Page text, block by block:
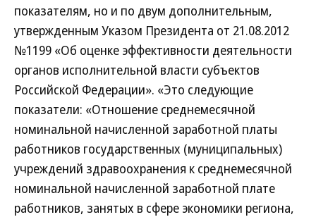
показателям, но и по двум дополнительным,
утвержденным Указом Президента от 21.08.2012
№1199 «Об оценке эффективности деятельности
органов исполнительной власти субъектов
Российской Федерации». «Это следующие
показатели: «Отношение среднемесячной
номинальной начисленной заработной платы
работников государственных (муниципальных)
учреждений здравоохранения к среднемесячной
номинальной начисленной заработной плате
работников, занятых в сфере экономики региона,